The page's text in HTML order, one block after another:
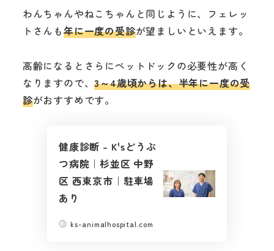
わんちゃんやねこちゃんと同じように、フェレッ
トさんも年に一度の受診が望ましいといえます。
高齢になるとさらにペットドックの必要性が高く
なりますので、3～4歳頃からは、半年に一度の受
診がおすすめです。
健康診断 – K'sどうぶ
つ病院｜杉並区 中野
区 西東京市｜駐車場
あり
ks-animalhospital.com